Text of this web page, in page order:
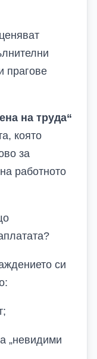
прагове
на труда“
която
за
работното
си
„невидими